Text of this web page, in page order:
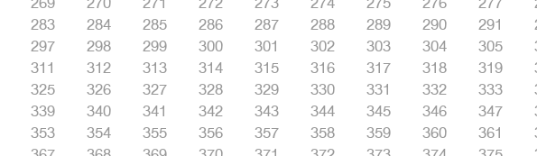
283 284 285 286 287 288 289 290 291
297 298 299 300 301 302 303 304 305
311 312 313 314 315 316 317 318 319
325 326 327 328 329 330 331 332 333
339 340 341 342 343 344 345 346 347
353 354 355 356 357 358 359 360 361